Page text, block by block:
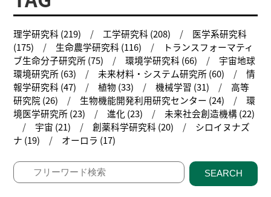
理学研究科 (219) 工学研究科 (208)
医学系研究科
(175)
生命農学研究科 (116)
トランスフォーマティ
ブ生命分子研究所 (75)
環境学研究科 (66)
宇宙地球
環境研究所 (63)
未来材料・システム研究所 (60)
情
報学研究科 (47)
植物 (33) 機械学習 (31)
高等
研究院 (26)
生物機能開発利用研究センター (24)
環
境医学研究所 (23)
進化 (23)
未来社会創造機構 (22)
宇宙 (21)
創薬科学研究科 (20)
シロイヌナズ
ナ (19)
オーロラ (17)
SEARCH